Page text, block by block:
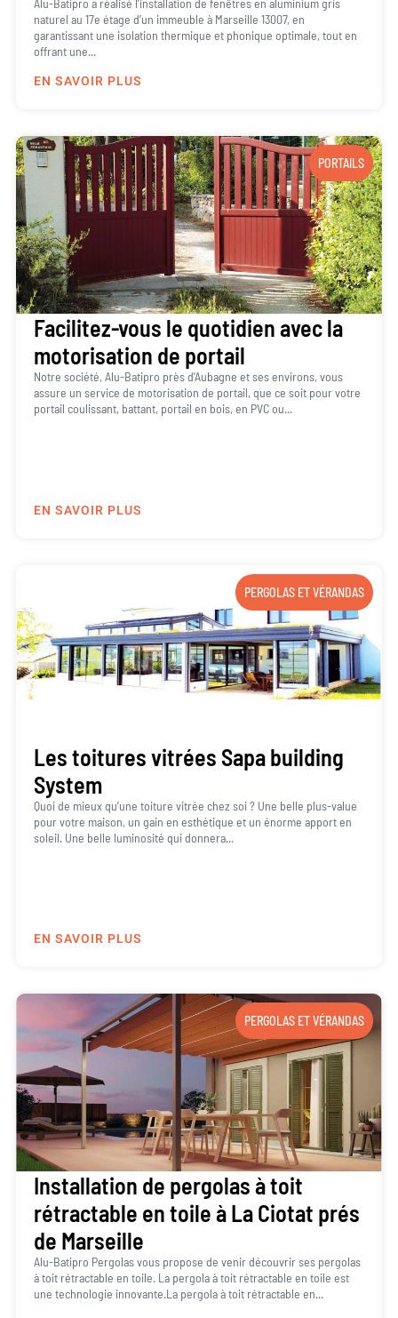
naturel au 17e étage d’un immeuble à Marseille 13007, en
garantissant une isolation thermique et phonique optimale, tout en
offrant une...
EN SAVOIR PLUS
PORTAILS
Facilitez-vous le quotidien avec la
motorisation de portail
Notre société, Alu-Batipro près d’Aubagne et ses environs, vous
assure un service de motorisation de portail, que ce soit pour votre
portail coulissant, battant, portail en bois, en PVC ou...
EN SAVOIR PLUS
PERGOLAS ET VÉRANDAS
Les toitures vitrées Sapa building
System
Quoi de mieux qu’une toiture vitrée chez soi ? Une belle plus-value
pour votre maison, un gain en esthétique et un énorme apport en
soleil. Une belle luminosité qui donnera...
EN SAVOIR PLUS
PERGOLAS ET VÉRANDAS
Installation de pergolas à toit
rétractable en toile à La Ciotat prés
de Marseille
Alu-Batipro Pergolas vous propose de venir découvrir ses pergolas
à toit rétractable en toile. La pergola à toit rétractable en toile est
une technologie innovante.La pergola à toit rétractable en...